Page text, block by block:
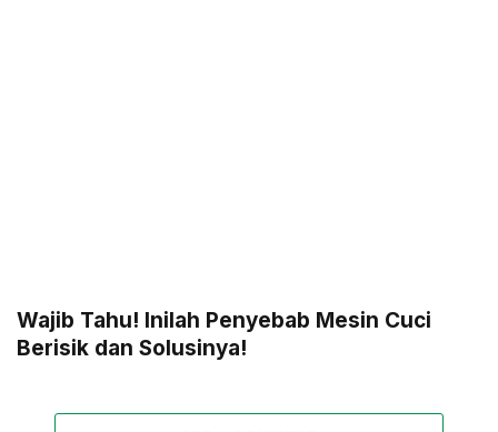
Wajib Tahu! Inilah Penyebab Mesin Cuci
Berisik dan Solusinya!